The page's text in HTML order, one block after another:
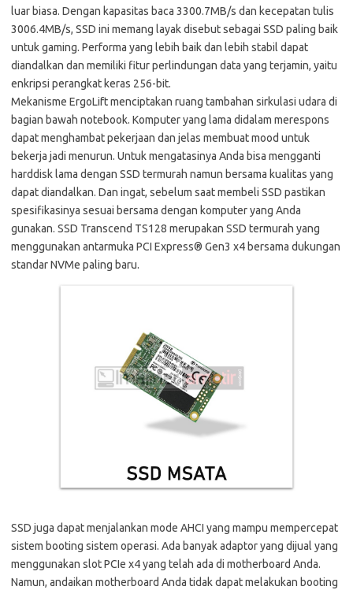
luar biasa. Dengan kapasitas baca 3300.7MB/s dan kecepatan tulis
3006.4MB/s, SSD ini memang layak disebut sebagai SSD paling baik
untuk gaming. Performa yang lebih baik dan lebih stabil dapat
diandalkan dan memiliki fitur perlindungan data yang terjamin, yaitu
enkripsi perangkat keras 256-bit.
Mekanisme ErgoLift menciptakan ruang tambahan sirkulasi udara di
bagian bawah notebook. Komputer yang lama didalam merespons
dapat menghambat pekerjaan dan jelas membuat mood untuk
bekerja jadi menurun. Untuk mengatasinya Anda bisa mengganti
harddisk lama dengan SSD termurah namun bersama kualitas yang
dapat diandalkan. Dan ingat, sebelum saat membeli SSD pastikan
spesifikasinya sesuai bersama dengan komputer yang Anda
gunakan. SSD Transcend TS128 merupakan SSD termurah yang
menggunakan antarmuka PCI Express® Gen3 x4 bersama dukungan
standar NVMe paling baru.
SSD juga dapat menjalankan mode AHCI yang mampu mempercepat
sistem booting sistem operasi. Ada banyak adaptor yang dijual yang
menggunakan slot PCIe x4 yang telah ada di motherboard Anda.
Namun, andaikan motherboard Anda tidak dapat melakukan booting